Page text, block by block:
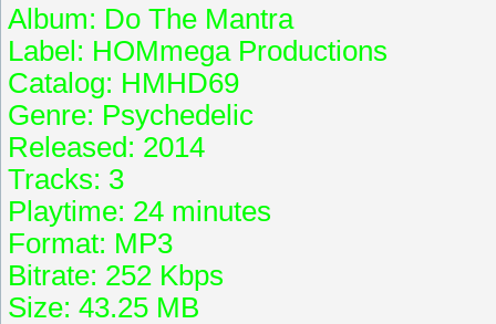
Album: Do The Mantra
Label: HOMmega Productions
Catalog: HMHD69
Genre: Psychedelic
Released: 2014
Tracks: 3
Playtime: 24 minutes
Format: MP3
Bitrate: 252 Kbps
Size: 43.25 MB